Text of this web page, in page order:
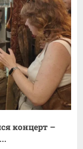
концерт –